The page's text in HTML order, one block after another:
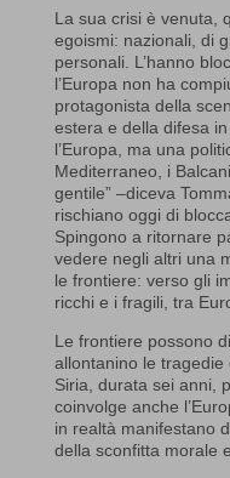
La sua crisi è venuta,
egoismi: nazionali, di
personali. L’hanno
l’Europa non ha
protagonista della
estera e della difesa
l’Europa, ma una
Mediterraneo, i
gentile” –diceva
rischiano oggi di
Spingono a ritornare
vedere negli altri una
le frontiere: verso gli
ricchi e i fragili, tra
Le frontiere possono
allontanino le
Siria, durata sei anni,
coinvolge anche
in realtà manifestano
della sconfitta morale